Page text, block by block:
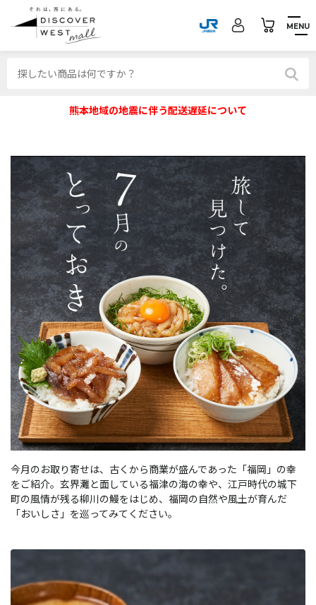
MENU
熊本地域の地震に伴う配送遅延について
今月のお取り寄せは、古くから商業が盛んであった「福岡」の幸
をご紹介。玄界灘と面している福津の海の幸や、江戸時代の城下
町の風情が残る柳川の鰻をはじめ、福岡の自然や風土が育んだ
「おいしさ」を巡ってみてください。